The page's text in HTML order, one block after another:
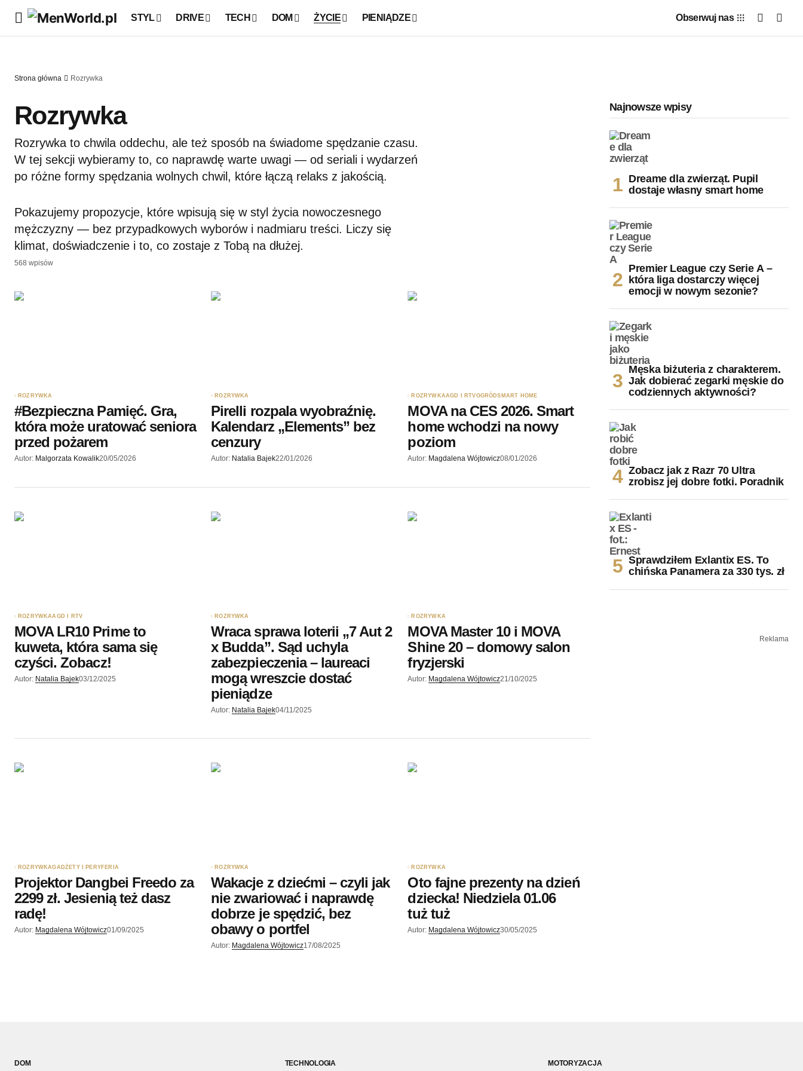
STYL DRIVE TECH DOM ŻYCIE PIENIĄDZE Obserwuj nas
Strona główna Rozrywka
Rozrywka
Rozrywka to chwila oddechu, ale też sposób na świadome spędzanie czasu.
W tej sekcji wybieramy to, co naprawdę warte uwagi — od seriali i wydarzeń
po różne formy spędzania wolnych chwil, które łączą relaks z jakością.
Pokazujemy propozycje, które wpisują się w styl życia nowoczesnego
mężczyzny — bez przypadkowych wyborów i nadmiaru treści. Liczy się
klimat, doświadczenie i to, co zostaje z Tobą na dłużej.
568 wpisów
ROZRYWKA
#Bezpieczna Pamięć. Gra,
która może uratować seniora
przed pożarem
Autor: Malgorzata Kowalik20/05/2026
ROZRYWKA
Pirelli rozpala wyobraźnię.
Kalendarz „Elements” bez
cenzury
Autor: Natalia Bajek22/01/2026
ROZRYWKAAGD I RTVOGRÓDSMART HOME
MOVA na CES 2026. Smart
home wchodzi na nowy
poziom
Autor: Magdalena Wójtowicz08/01/2026
ROZRYWKAAGD I RTV
MOVA LR10 Prime to
kuweta, która sama się
czyści. Zobacz!
Autor: Natalia Bajek03/12/2025
ROZRYWKA
Wraca sprawa loterii „7 Aut 2
x Budda”. Sąd uchyla
zabezpieczenia – laureaci
mogą wreszcie dostać
pieniądze
Autor: Natalia Bajek04/11/2025
ROZRYWKA
MOVA Master 10 i MOVA
Shine 20 – domowy salon
fryzjerski
Autor: Magdalena Wójtowicz21/10/2025
ROZRYWKAGADŻETY I PERYFERIA
Projektor Dangbei Freedo za
2299 zł. Jesienią też dasz
radę!
Autor: Magdalena Wójtowicz01/09/2025
ROZRYWKA
Wakacje z dziećmi – czyli jak
nie zwariować i naprawdę
dobrze je spędzić, bez
obawy o portfel
Autor: Magdalena Wójtowicz17/08/2025
ROZRYWKA
Oto fajne prezenty na dzień
dziecka! Niedziela 01.06
tuż tuż
Autor: Magdalena Wójtowicz30/05/2025
Najnowsze wpisy
Dreame dla zwierząt. Pupil
dostaje własny smart home
Premier League czy Serie A –
która liga dostarczy więcej
emocji w nowym sezonie?
Męska biżuteria z charakterem.
Jak dobierać zegarki męskie do
codziennych aktywności?
Zobacz jak z Razr 70 Ultra
zrobisz jej dobre fotki. Poradnik
Sprawdziłem Exlantix ES. To
chińska Panamera za 330 tys. zł
Reklama
DOM TECHNOLOGIA MOTORYZACJA